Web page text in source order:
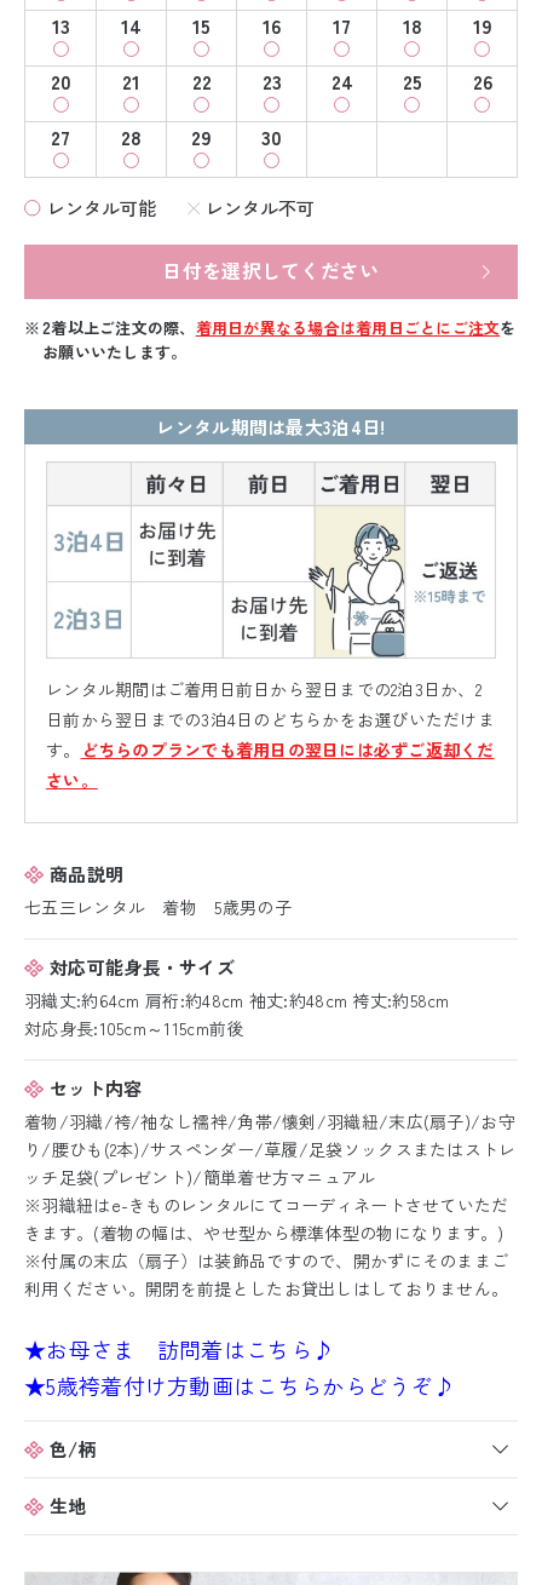
13
14 15 16 17 18
19
20
21 22 23 24 25
26
27
28 29 30
レンタル可能 レンタル不可
日付を選択してください
2着以上ご注文の際、 着用日が異なる場合は着用日ごとにご注文を
お願いいたします。
レンタル期間は最大3泊4日!
レンタル期間はご着用日前日から翌日までの2泊3日か、2
日前から翌日までの3泊4日のどちらかをお選びいただけま
す。
どちらのプランでも着用日の翌日には必ずご返却くだ
さい。
商品説明
七五三レンタル 着物 5歳男の子
対応可能身長・サイズ
羽織丈:約64cm 肩裄:約48cm 袖丈:約48cm 袴丈:約58cm
対応身長:105cm～115cm前後
セット内容
着物/羽織/袴/袖なし襦袢/角帯/懐剣/羽織紐/末広(扇子)/お守
り/腰ひも(2本)/サスペンダー/草履/足袋ソックスまたはストレ
ッチ足袋(プレゼント)/簡単着せ方マニュアル
※羽織紐はe-きものレンタルにてコーディネートさせていただ
きます。(着物の幅は、やせ型から標準体型の物になります。)
※付属の末広（扇子）は装飾品ですので、開かずにそのままご
利用ください。開閉を前提としたお貸出しはしておりません。
★お母さま 訪問着はこちら♪
★5歳袴着付け方動画はこちらからどうぞ♪
色/柄
生地